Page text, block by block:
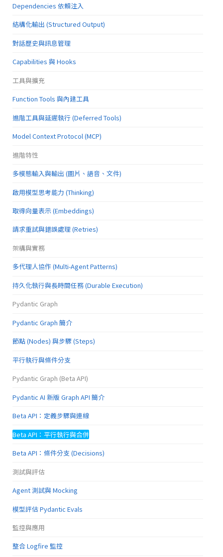
Dependencies 依賴注入
結構化輸出 (Structured Output)
對話歷史與訊息管理
Capabilities 與 Hooks
工具與擴充
Function Tools 與內建工具
進階工具與延遲執行 (Deferred Tools)
Model Context Protocol (MCP)
進階特性
多模態輸入與輸出 (圖片、語音、文件)
啟用模型思考能力 (Thinking)
取得向量表示 (Embeddings)
請求重試與錯誤處理 (Retries)
架構與實務
多代理人協作 (Multi-Agent Patterns)
持久化執行與長時間任務 (Durable Execution)
Pydantic Graph
Pydantic Graph 簡介
節點 (Nodes) 與步驟 (Steps)
平行執行與條件分支
Pydantic Graph (Beta API)
Pydantic AI 新版 Graph API 簡介
Beta API：定義步驟與連線
Beta API：平行執行與合併
Beta API：條件分支 (Decisions)
測試與評估
Agent 測試與 Mocking
模型評估 Pydantic Evals
監控與應用
整合 Logfire 監控